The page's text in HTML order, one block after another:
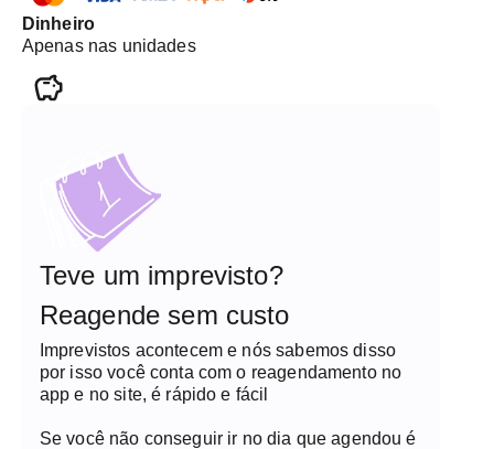
Dinheiro
Apenas nas unidades
Teve um imprevisto?
Reagende sem custo
Imprevistos acontecem e nós sabemos disso
por isso você conta com o reagendamento no
app e no site, é rápido e fácil
Se você não conseguir ir no dia que agendou é